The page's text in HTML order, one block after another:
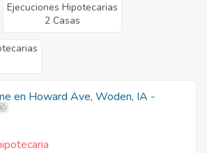
Ejecuciones Hipotecarias
2 Casas